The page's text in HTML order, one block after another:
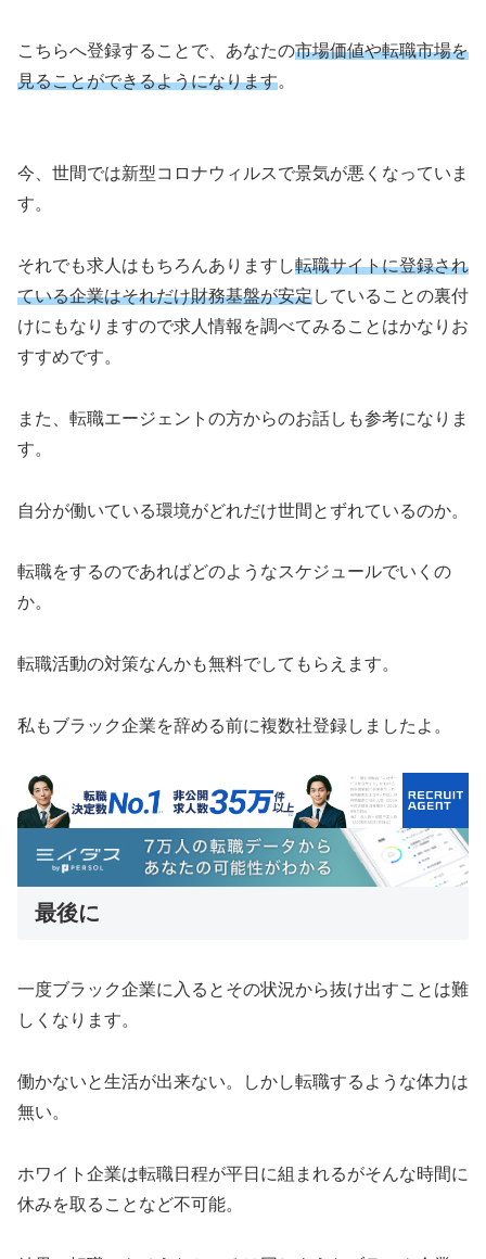
こちらへ登録することで、あなたの市場価値や転職市場を
見ることができるようになります。
今、世間では新型コロナウィルスで景気が悪くなっていま
す。
それでも求人はもちろんありますし転職サイトに登録され
ている企業はそれだけ財務基盤が安定していることの裏付
けにもなりますので求人情報を調べてみることはかなりお
すすめです。
また、転職エージェントの方からのお話しも参考になりま
す。
自分が働いている環境がどれだけ世間とずれているのか。
転職をするのであればどのようなスケジュールでいくの
か。
転職活動の対策なんかも無料でしてもらえます。
私もブラック企業を辞める前に複数社登録しましたよ。
最後に
一度ブラック企業に入るとその状況から抜け出すことは難
しくなります。
働かないと生活が出来ない。しかし転職するような体力は
無い。
ホワイト企業は転職日程が平日に組まれるがそんな時間に
休みを取ることなど不可能。